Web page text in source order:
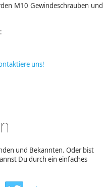
M10 Gewindeschrauben und
uns!
und Bekannten. Oder bist
Du durch ein einfaches